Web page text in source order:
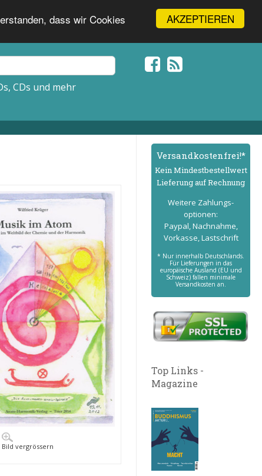
AKZEPTIEREN
dass wir Cookies
CDs und mehr
Bild vergrössern
Versand­kostenfrei!*
Kein Mindest­bestell­wert
Lieferung auf Rechnung
Weitere Zahlungs­
optionen:
Paypal, Nachnahme,
Vorkasse, Lastschrift
* Nur innerhalb Deutschlands.
Für Lieferungen in das
europäische Ausland (EU und
Schweiz) fallen minimale
Versandkosten an.
Top Links -
Magazine